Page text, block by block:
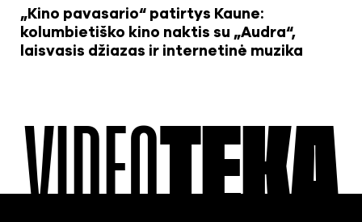
„Kino pavasario“ patirtys Kaune:
kolumbietiško kino naktis su „Audra“,
laisvasis džiazas ir internetinė muzika
VIDEOTEKA